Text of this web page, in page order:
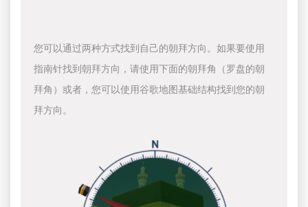
您可以通过两种方式找到自己的朝拜方向。如果要使用
指南针找到朝拜方向，请使用下面的朝拜角（罗盘的朝
拜角）或者，您可以使用谷歌地图基础结构找到您的朝
拜方向。